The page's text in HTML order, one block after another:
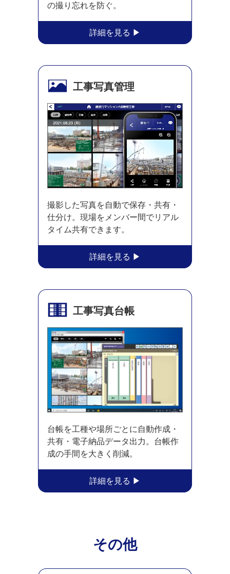
の撮り忘れを防ぐ。
工事写真管理
撮影した写真を自動で保存・共有・
仕分け。現場をメンバー間でリアル
タイム共有できます。
工事写真台帳
台帳を工種や場所ごとに自動作成・
共有・電子納品データ出力。台帳作
成の手間を大きく削減。
その他